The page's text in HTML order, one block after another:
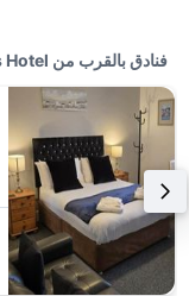
فنادق بالقرب من McHall's Hotel